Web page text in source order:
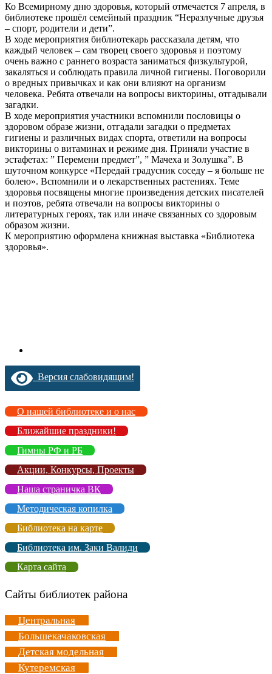
Ко Всемирному дню здоровья, который отмечается 7 апреля, в
библиотеке прошёл семейный праздник “Неразлучные друзья
– спорт, родители и дети”.
В ходе мероприятия библиотекарь рассказала детям, что
каждый человек – сам творец своего здоровья и поэтому
очень важно с раннего возраста заниматься физкультурой,
закаляться и соблюдать правила личной гигиены. Поговорили
о вредных привычках и как они влияют на организм
человека. Ребята отвечали на вопросы викторины, отгадывали
загадки.
В ходе мероприятия участники вспомнили пословицы о
здоровом образе жизни, отгадали загадки о предметах
гигиены и различных видах спорта, ответили на вопросы
викторины о витаминах и режиме дня. Приняли участие в
эстафетах: ” Перемени предмет”, ” Мачеха и Золушка”. В
шуточном конкурсе «Передай градусник соседу – я больше не
болею». Вспомнили и о лекарственных растениях. Теме
здоровья посвящены многие произведения детских писателей
и поэтов, ребята отвечали на вопросы викторины о
литературных героях, так или иначе связанных со здоровым
образом жизни.
К мероприятию оформлена книжная выставка «Библиотека
здоровья».
Версия слабовидящим!
О нашей библиотеке и о нас
Ближайшие праздники!
Гимны РФ и РБ
Акции, Конкурсы, Проекты
Наша страничка ВК
Методическая копилка
Библиотека на карте
Библиотека им. Заки Валиди
Карта сайта
Сайты библиотек района
Центральная
Большекачаковская
Детская модельная
Кутеремская